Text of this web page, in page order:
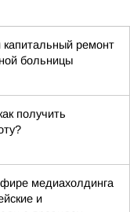
ремонт
больницы
получить
медиахолдинга
и